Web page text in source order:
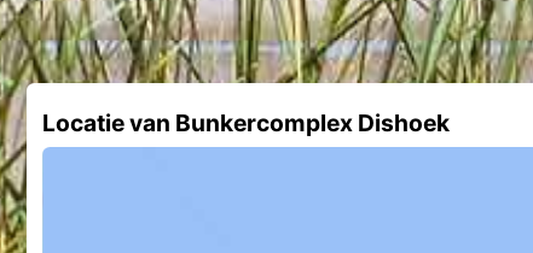
Locatie van Bunkercomplex Dishoek